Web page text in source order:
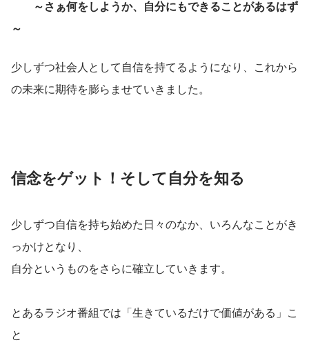
～さぁ何をしようか、自分にもできることがあるはず
～
少しずつ社会人として自信を持てるようになり、これから
の未来に期待を膨らませていきました。
信念をゲット！そして自分を知る
少しずつ自信を持ち始めた日々のなか、いろんなことがき
っかけとなり、
自分というものをさらに確立していきます。
とあるラジオ番組では「生きているだけで価値がある」こ
と